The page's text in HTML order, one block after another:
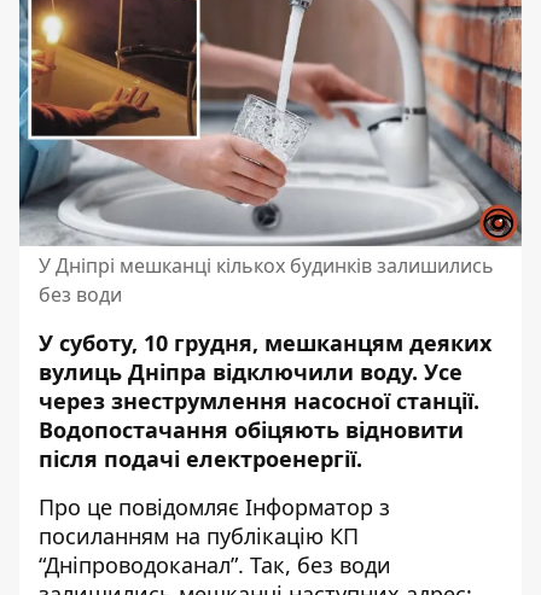
У Дніпрі мешканці кількох будинків залишились
без води
У суботу, 10 грудня, мешканцям деяких
вулиць Дніпра відключили воду. Усе
через знеструмлення насосної станції.
Водопостачання обіцяють відновити
після подачі електроенергії.
Про це повідомляє Інформатор з
посиланням на публікацію КП
“Дніпроводоканал”. Так, без води